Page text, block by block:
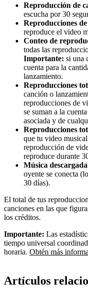
Reproducción de
escucha por 30
Reproducciones
reproduce el video
Conteo de
todas las
Importante: si una
cuenta para la
lanzamiento.
Reproducciones
canción o
reproducciones de
se suman a la
asociada y de
Reproducciones
que tu video
reproducción de
reproduce durante
Música
oyente se conecta
30 días).
El total de tus
canciones en las que
los créditos.
Importante: Las
tiempo universal
horaria. Obtén más
Artículos